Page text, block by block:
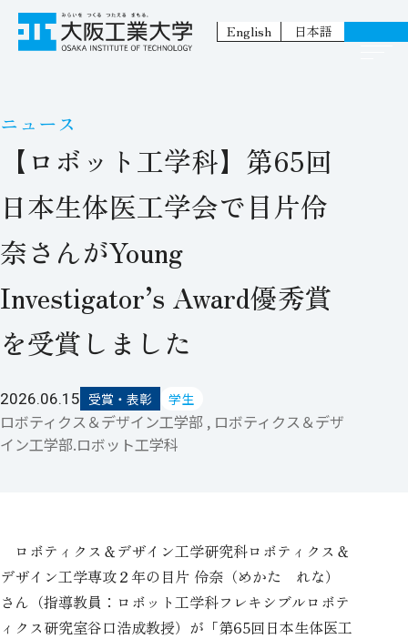
English 日本語
ニュース
【ロボット工学科】第65回
日本生体医工学会で目片伶
奈さんがYoung
Investigator’s Award優秀賞
を受賞しました
2026.06.15 受賞・表彰 学生
ロボティクス＆デザイン工学部 , ロボティクス＆デザ
イン工学部.ロボット工学科
ロボティクス＆デザイン工学研究科ロボティクス＆
デザイン工学専攻２年の目片 伶奈（めかた れな）
さん（指導教員：ロボット工学科フレキシブルロボテ
ィクス研究室谷口浩成教授）が「第65回日本生体医工